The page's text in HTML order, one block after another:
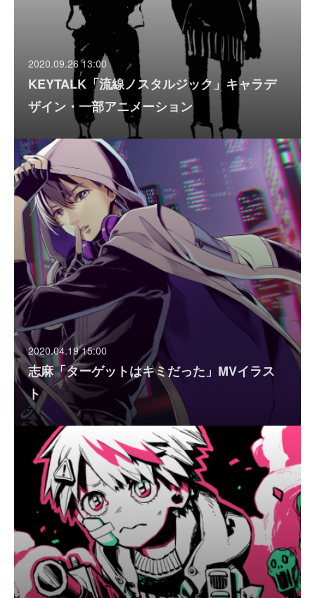
2020.09.26 13:00
KEYTALK「流線ノスタルジック」キャラデ
ザイン・一部アニメーション
2020.04.19 15:00
志麻「ターゲットはキミだった」MVイラス
ト